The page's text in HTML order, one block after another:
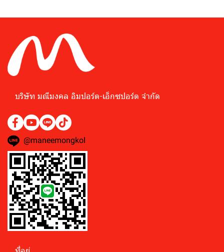
บริษัท มณีมงคล อิมปอร์ต-เอ็กซปอร์ต จำกัด﻿
@maneemongkol